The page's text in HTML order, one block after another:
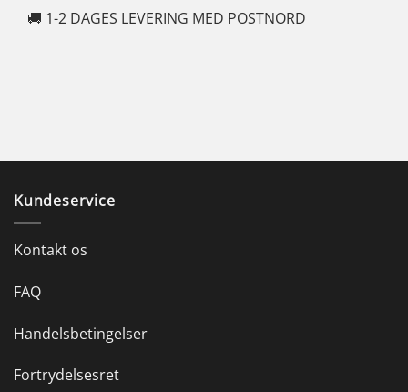
🚚 1-2 DAGES LEVERING MED POSTNORD
Kundeservice
Kontakt os
FAQ
Handelsbetingelser
Fortrydelsesret